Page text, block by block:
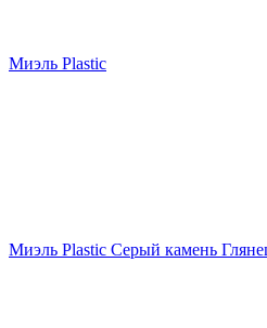
Миэль Plastic
Миэль Plastic Серый камень